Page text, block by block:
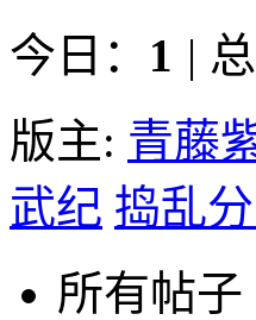
今日： 1 |
版主: 青藤
武纪 捣乱
所有帖子